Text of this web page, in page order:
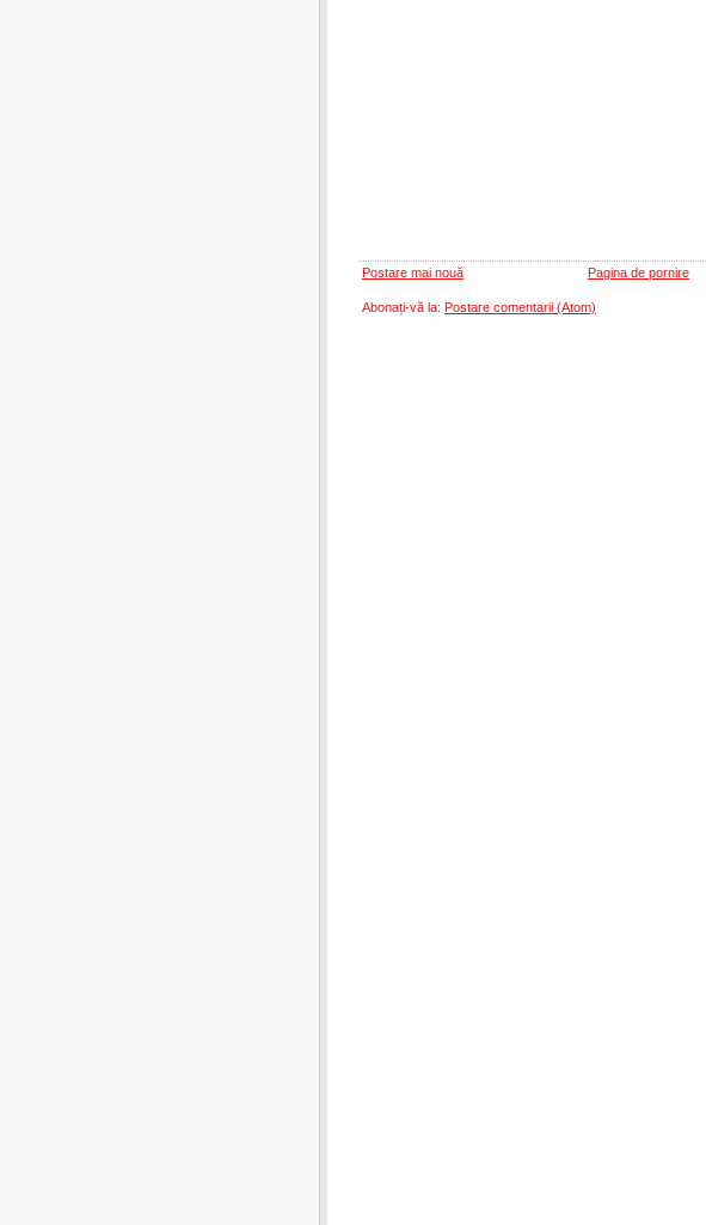
Postare mai nouă Pagina de pornire
Abonați-vă la: Postare comentarii (Atom)